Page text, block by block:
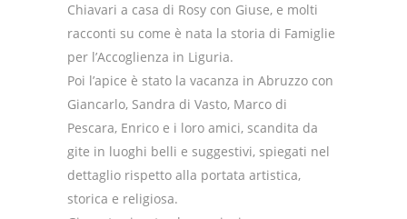
Chiavari a casa di Rosy con Giuse, e molti
racconti su come è nata la storia di Famiglie
per l’Accoglienza in Liguria.
Poi l’apice è stato la vacanza in Abruzzo con
Giancarlo, Sandra di Vasto, Marco di
Pescara, Enrico e i loro amici, scandita da
gite in luoghi belli e suggestivi, spiegati nel
dettaglio rispetto alla portata artistica,
storica e religiosa.